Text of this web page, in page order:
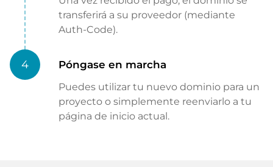
transferirá a su proveedor (mediante
Auth-Code).
4 Póngase en marcha
Puedes utilizar tu nuevo dominio para un
proyecto o simplemente reenviarlo a tu
página de inicio actual.